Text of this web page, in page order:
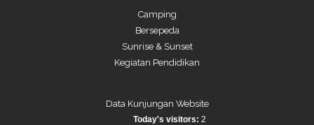
Camping
Bersepeda
Sunrise & Sunset
Kegiatan Pendidikan
Data Kunjungan Website
Today's visitors: 2